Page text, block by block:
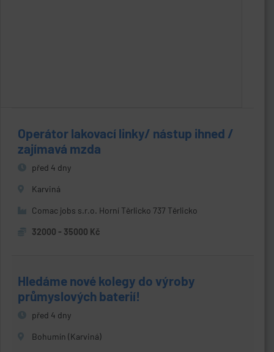
Operátor lakovací linky/ nástup ihned /
zajímavá mzda
před 4 dny
Karviná
Comac jobs s.r.o. Horní Těrlicko 737 Těrlicko
32000 - 35000 Kč
Hledáme nové kolegy do výroby
průmyslových baterií!
před 4 dny
Bohumín (Karviná)